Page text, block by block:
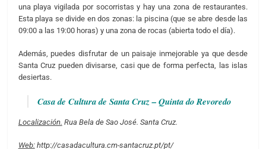
una playa vigilada por socorristas y hay una zona de restaurantes.
Esta playa se divide en dos zonas: la piscina (que se abre desde las
09:00 a las 19:00 horas) y una zona de rocas (abierta todo el día).
Además, puedes disfrutar de un paisaje inmejorable ya que desde
Santa Cruz pueden divisarse, casi que de forma perfecta, las islas
desiertas.
Casa de Cultura de Santa Cruz – Quinta do Revoredo
Localización. Rua Bela de Sao José. Santa Cruz.
Web:http://casadacultura.cm-santacruz.pt/pt/